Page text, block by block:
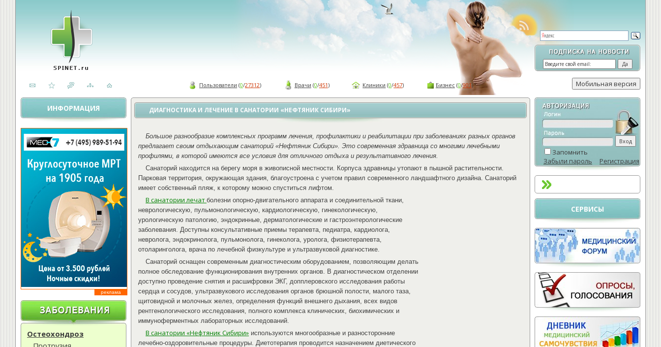
Пользователи (0/27312) Врачи (0/451) Клиники (0/457) Бизнес(0/901)
ИНФОРМАЦИЯ
реклама
Остеохондроз
Запомнить
Забыли пароль
Регистрация
СЕРВИСЫ
ДИАГНОСТИКА И ЛЕЧЕНИЕ В САНАТОРИИ «НЕФТЯНИК СИБИРИ»
Большое разнообразие комплексных программ лечения, профилактики и реабилитации при заболеваниях разных органов
предлагает своим отдыхающим санаторий «Нефтяник Сибири». Это современная здравница со многими лечебными
профилями, в которой имеются все условия для отличного отдыха и результативного лечения.
Санаторий находится на берегу моря в живописной местности. Корпуса здравницы утопают в пышной растительности.
Парковая территория, окружающая здания, благоустроена с учетом правил современного ландшафтного дизайна. Санаторий
имеет собственный пляж, к которому можно спуститься лифтом.
В санатории лечат болезни опорно-двигательного аппарата и соединительной ткани,
неврологическую, пульмонологическую, кардиологическую, гинекологическую,
урологическую патологию, эндокринные, дерматологические и гастроэнтерологические
заболевания. Доступны консультативные приемы терапевта, педиатра, кардиолога,
невролога, эндокринолога, пульмонолога, гинеколога, уролога, физиотерапевта,
отоларинголога, врача по лечебной физкультуре и ультразвуковой диагностике.
Санаторий оснащен современным диагностическим оборудованием, позволяющим делать
полное обследование функционирования внутренних органов. В диагностическом отделении
доступно проведение снятия и расшифровки ЭКГ, допплеровского исследования работы
сердца и сосудов, ультразвукового исследования органов брюшной полости, малого таза,
щитовидной и молочных желез, определения функций внешнего дыхания, всех видов
рентгенологического исследования, полного комплекса клинических, биохимических и
иммуноферментных лабораторных исследований.
В санатории «Нефтяник Сибири» используются многообразные и разносторонние
лечебно-оздоровительные процедуры. Диетотерапия проводится назначением диетического